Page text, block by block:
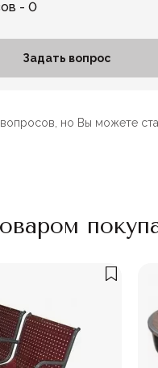
- 0
Задать вопрос
но Вы можете